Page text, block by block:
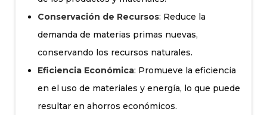
Conservación de Recursos: Reduce la
demanda de materias primas nuevas,
conservando los recursos naturales.
Eficiencia Económica: Promueve la eficiencia
en el uso de materiales y energía, lo que puede
resultar en ahorros económicos.